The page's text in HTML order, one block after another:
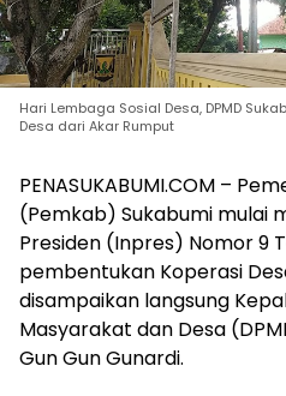
Hari Lembaga Sosial Desa, DPMD
Desa dari Akar Rumput
PENASUKABUMI.COM –
(Pemkab) Sukabumi mulai
Presiden (Inpres) Nomor 9
pembentukan Koperasi
disampaikan langsung
Masyarakat dan Desa
Gun Gun Gunardi.